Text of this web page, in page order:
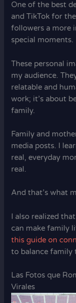
One of the best
and TikTok for
followers a more
special moments.
These personal
my audience.
relatable and
work; it’s about
family.
Family and
media posts. I
real, everyday
real.
And that’s what
I also realized
can make family
this guide on
to balance family
Las Fotos que
Virales